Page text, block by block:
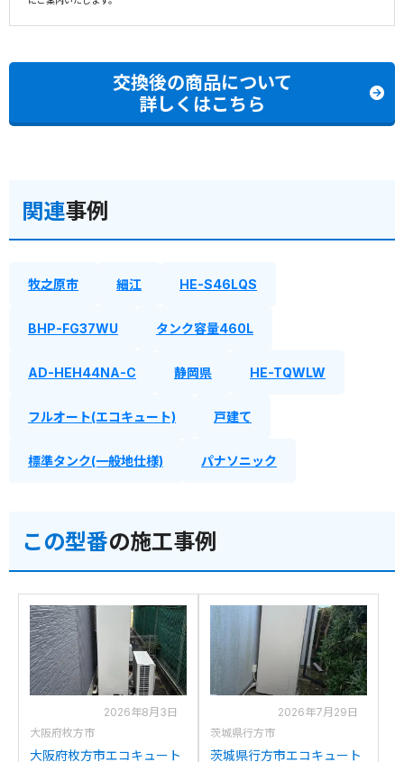
交換後の商品について
詳しくはこちら
関連事例
牧之原市 細江 HE-S46LQS
BHP-FG37WU タンク容量460L
AD-HEH44NA-C 静岡県 HE-TQWLW
フルオート(エコキュート) 戸建て
標準タンク(一般地仕様) パナソニック
この型番の施工事例
2026年8月3日
大阪府枚方市
大阪府枚方市エコキュート
2026年7月29日
茨城県行方市
茨城県行方市エコキュート